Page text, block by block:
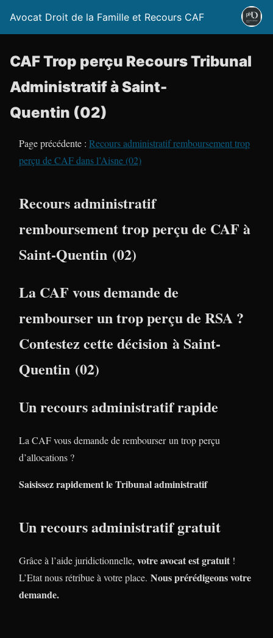
Avocat Droit de la Famille et Recours CAF
CAF Trop perçu Recours Tribunal
Administratif à Saint-
Quentin (02)
Page précédente : Recours administratif remboursement trop
perçu de CAF dans l’Aisne (02)
Recours administratif
remboursement trop perçu de CAF à
Saint-Quentin (02)
La CAF vous demande de
rembourser un trop perçu de RSA ?
Contestez cette décision à Saint-
Quentin (02)
Un recours administratif rapide
La CAF vous demande de rembourser un trop perçu
d’allocations ?
Saisissez rapidement le Tribunal administratif
Un recours administratif gratuit
Grâce à l’aide juridictionnelle, votre avocat est gratuit !
L’Etat nous rétribue à votre place. Nous prérédigeons votre
demande.